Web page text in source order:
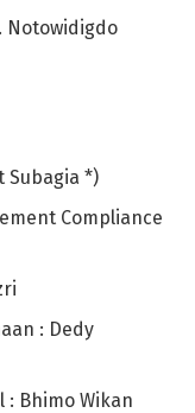
Notowidigdo
Subagia *)
Compliance
: Dedy
Bhimo Wikan